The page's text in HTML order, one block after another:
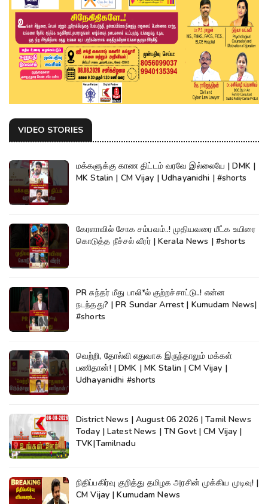
VIDEO STORIES
மக்களுக்கு காண திட்டம் வரவே இல்லையே | DMK |
MK Stalin | CM Vijay | Udhayanidhi | #shorts
கேரளாவில் சோக சம்பவம்..! முதியவரை மீட்க உயிரை
கொடுத்த நீச்சல் வீரர் | Kerala News | #shorts
PR சுந்தர் மீது பாலி*ல் குற்றச்சாட்டு..! என்ன
நடந்தது? | PR Sundar Arrest | Kumudam News|
#shorts
வெற்றி, தோல்வி எதுவாக இருந்தாலும் மக்கள்
பணிதான்! | DMK | MK Stalin | CM Vijay |
Udhayanidhi #shorts
District News | August 06 2026 | Tamil News
Today | Latest News | TN Govt | CM Vijay |
TVK|Tamilnadu
நிதிப்பகிர்வு குறித்து தமிழக அரசின் முக்கிய முடிவு! |
CM Vijay | Kumudam News